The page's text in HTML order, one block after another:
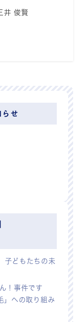
井 俊賢
らせ
子どもたちの未
！事件です
」への取り組み